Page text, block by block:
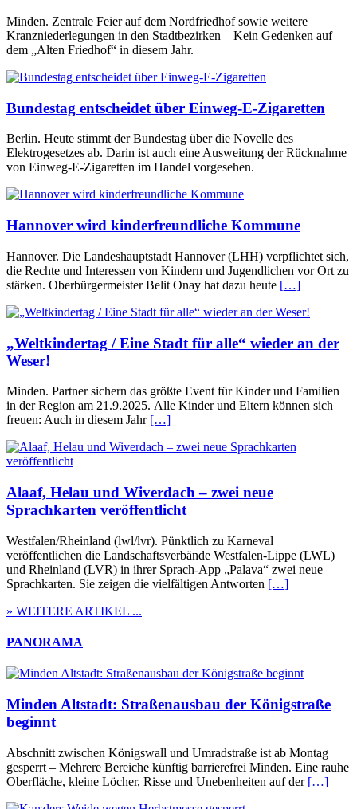
Minden. Zentrale Feier auf dem Nordfriedhof sowie weitere
Kranzniederlegungen in den Stadtbezirken – Kein Gedenken auf
dem „Alten Friedhof“ in diesem Jahr.
Bundestag entscheidet über Einweg-E-Zigaretten
Berlin. Heute stimmt der Bundestag über die Novelle des
Elektrogesetzes ab. Darin ist auch eine Ausweitung der Rücknahme
von Einweg-E-Zigaretten im Handel vorgesehen.
Hannover wird kinderfreundliche Kommune
Hannover. Die Landeshauptstadt Hannover (LHH) verpflichtet sich,
die Rechte und Interessen von Kindern und Jugendlichen vor Ort zu
stärken. Oberbürgermeister Belit Onay hat dazu heute […]
„Weltkindertag / Eine Stadt für alle“ wieder an der
Weser!
Minden. Partner sichern das größte Event für Kinder und Familien
in der Region am 21.9.2025. Alle Kinder und Eltern können sich
freuen: Auch in diesem Jahr […]
Alaaf, Helau und Wiverdach – zwei neue
Sprachkarten veröffentlicht
Westfalen/Rheinland (lwl/lvr). Pünktlich zu Karneval
veröffentlichen die Landschaftsverbände Westfalen-Lippe (LWL)
und Rheinland (LVR) in ihrer Sprach-App „Palava“ zwei neue
Sprachkarten. Sie zeigen die vielfältigen Antworten […]
» WEITERE ARTIKEL ...
PANORAMA
Minden Altstadt: Straßenausbau der Königstraße
beginnt
Abschnitt zwischen Königswall und Umradstraße ist ab Montag
gesperrt – Mehrere Bereiche künftig barrierefrei Minden. Eine rauhe
Oberfläche, kleine Löcher, Risse und Unebenheiten auf der […]